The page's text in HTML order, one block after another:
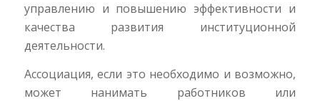
управлению и повышению эффективности и
качества развития институционной
деятельности.
Ассоциация, если это необходимо и возможно,
может нанимать работников или